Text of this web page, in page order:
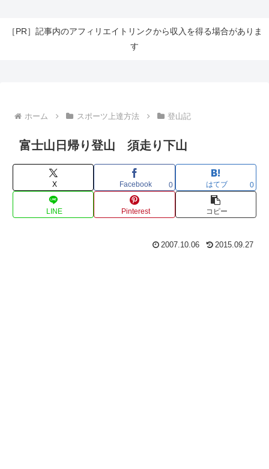
［PR］記事内のアフィリエイトリンクから収入を得る場合がありま
す
ホーム スポーツ上達方法 登山記
富士山日帰り登山 須走り下山
X Facebook 0 はてブ 0
LINE Pinterest コピー
2007.10.06 2015.09.27